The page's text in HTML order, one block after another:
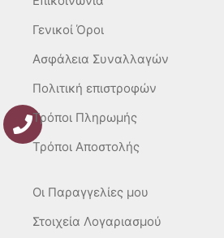
Γενικοί Όροι
Ασφάλεια Συναλλαγών
Πολιτική επιστροφών
Τρόποι Πληρωμής
Τρόποι Αποστολής
Οι Παραγγελίες μου
Στοιχεία Λογαριασμού